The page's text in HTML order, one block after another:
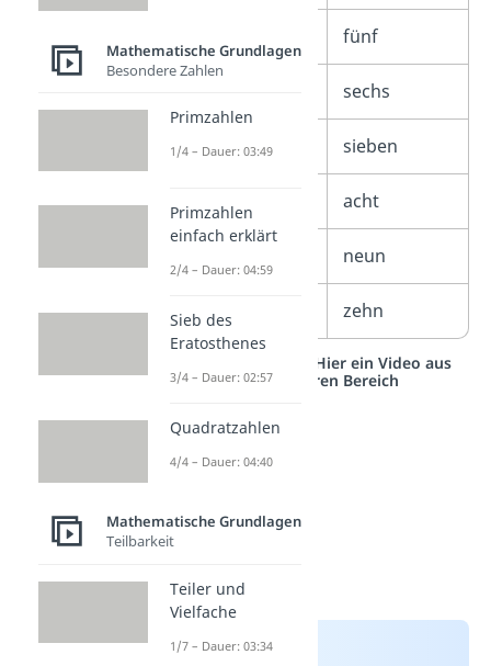
fünf
sechs
7 sieben
acht
neun
10 zehn
Studyflix vernetzt: Hier ein Video aus
einem anderen Bereich
Mathematische Grundlagen
Besondere Zahlen
Primzahlen
1/4 – Dauer: 03:49
Primzahlen
einfach erklärt
2/4 – Dauer: 04:59
Sieb des
Eratosthenes
3/4 – Dauer: 02:57
Quadratzahlen
4/4 – Dauer: 04:40
Mathematische Grundlagen
Teilbarkeit
Teiler und
Vielfache
1/7 – Dauer: 03:34